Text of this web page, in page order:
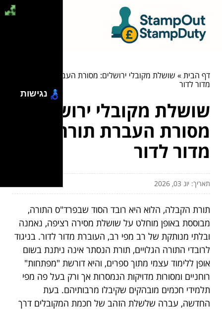
דף הבית» שושלת מקובלי ירושלים: מסורת העברת תורת הסוד
מדור לדור
שושלת מקובלי ירושלים:
מסורת העברת תורת הסוד
מדור לדור
תאריך: יונ 03, 2026
תורת הקבלה, הלוא היא רובד הסוד שבפרד"ס התורה,
מבוססת באופן מוחלט על שושלת מסירה רציפה, נאמנה
ובלתי מנותקת של רב מפי רב, העוברת מדור לדור. בניגוד
לרובדי התורה הגלויים, תורת הנסתר אינה ניתנת בשום
אופן ללימוד עצמי מתוך ספרים, והיא דורשת "מפתחות"
רוחניים ומסורות מדויקות הנמסרות אך ורק בעל פה מפי
תלמידי חכמים מובהקים שקיבלו מרבותיהם. בעת
החדשה, עברה שלשלת הזהב של חכמת המקובלים דרך
נגישות